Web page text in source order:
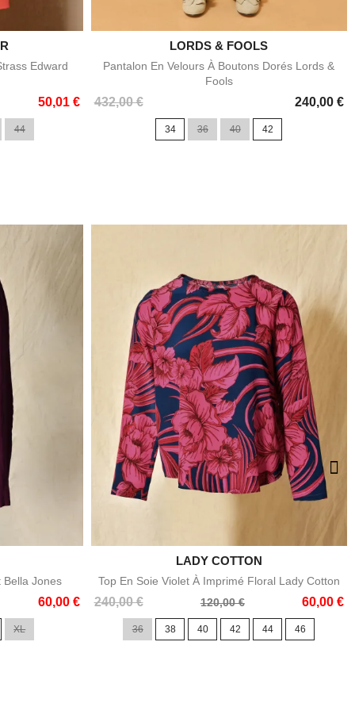
Edward
50,01 €
44
Aperçu rapide
LORDS & FOOLS
Pantalon En Velours À Boutons Dorés Lords &
Fools
432,00 € 240,00 €
Prix
34 36 40 42
Bella Jones
60,00 €
XL
Aperçu rapide
LADY COTTON
Top En Soie Violet À Imprimé Floral Lady Cotton
240,00 €
Prix
120,00 € 60,00 €
Prix
36 38 40 42 44 46